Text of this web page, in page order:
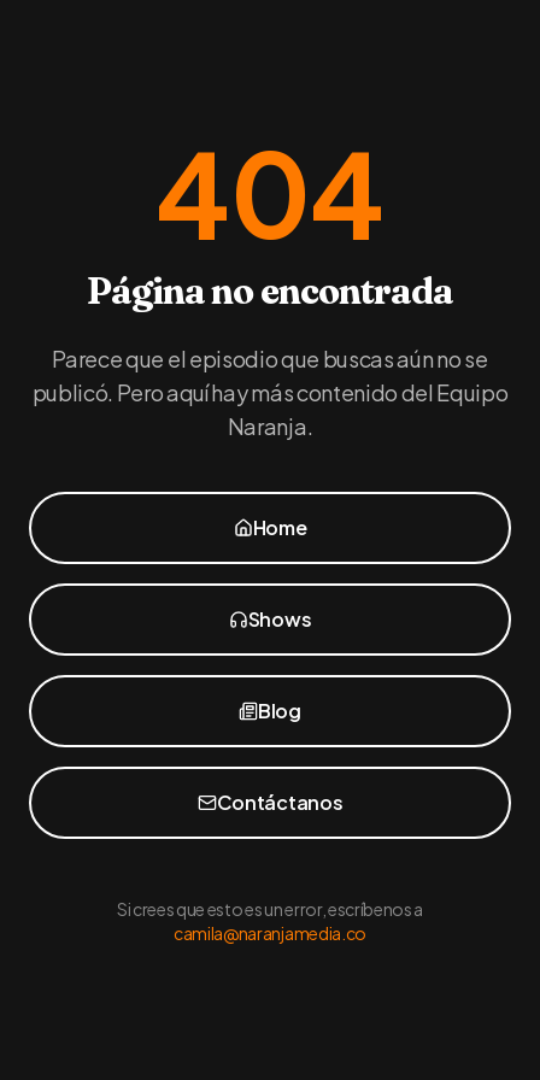
404
Página no encontrada
Parece que el episodio que buscas aún no se
publicó. Pero aquí hay más contenido del Equipo
Naranja.
Home
Shows
Blog
Contáctanos
Si crees que esto es un error, escríbenos a
camila@naranjamedia.co